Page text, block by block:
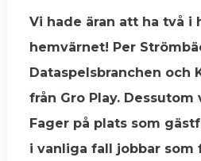
Vi hade äran att ha två i
hemvärnet! Per
Dataspelsbranchen och
från Gro Play. Dessutom
Fager på plats som
i vanliga fall jobbar som